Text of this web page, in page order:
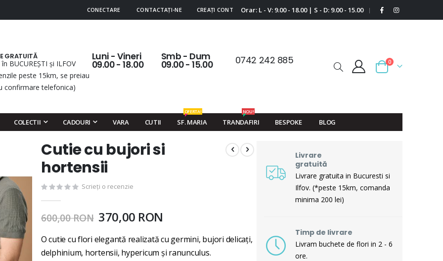
CONECTARE CONTACTAȚI-NE CREAȚI CONT Orar: L - V: 9.00 - 18.00 | S - D: 9.00 - 15.00 |
GRATUITĂ
BUCUREȘTI și ILFOV
peste 15km, se preiau
confirmare telefonica)
Luni - Vineri
09.00 - 18.00
Smb - Dum
09.00 - 15.00 0742 242 885
Cart
0
COLECTII CADOURI VARA CUTII SF. MARIA
OFERTA!
TRANDAFIRI
NOU!
BESPOKE BLOG
Skip
beginning
images
Cutie cu bujori si
hortensii
Scrieți o recenzie
600,00 RON 370,00 RON
O cutie cu flori elegantă realizată cu germini, bujori delicați,
delphinium, hortensii, hypericum și ranunculus.
Livrare
gratuită
Livrare gratuita in Bucuresti si
Ilfov. (*peste 15km, comanda
minima 200 lei)
Timp de livrare
Livram buchete de flori in 2 - 6
ore.